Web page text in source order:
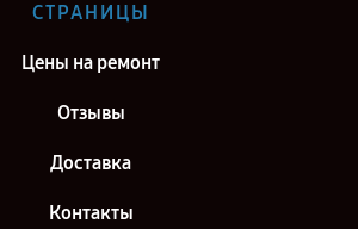
СТРАНИЦЫ
Цены на ремонт
Отзывы
Доставка
Контакты